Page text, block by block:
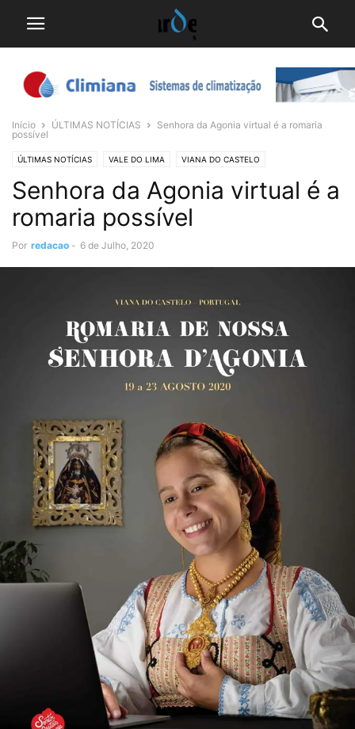
Início ÚLTIMAS NOTÍCIAS
Senhora da Agonia virtual é a romaria
possível
ÚLTIMAS NOTÍCIAS VALE DO LIMA VIANA DO CASTELO
Senhora da Agonia virtual é a
romaria possível
Por redacao - 6 de Julho, 2020